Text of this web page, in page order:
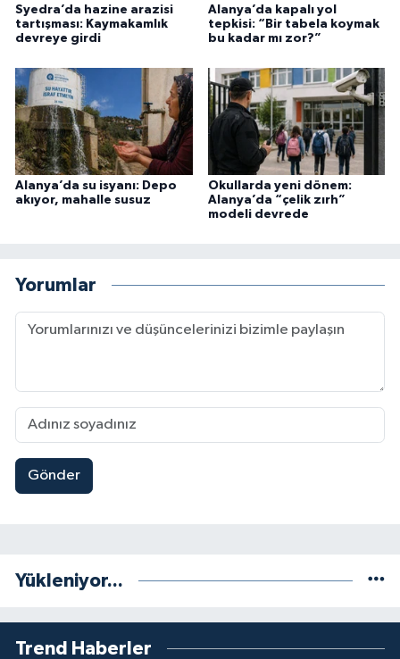
Syedra’da hazine arazisi
tartışması: Kaymakamlık
devreye girdi
Alanya’da kapalı yol
tepkisi: “Bir tabela koymak
bu kadar mı zor?”
Alanya’da su isyanı: Depo
akıyor, mahalle susuz
Okullarda yeni dönem:
Alanya’da “çelik zırh”
modeli devrede
Yorumlar
Gönder
Yükleniyor...
Trend Haberler